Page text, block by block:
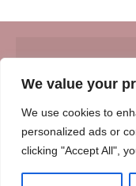
We value your
We use cookies to
personalized ads or
clicking "Accept All",
© Insert
Vrouwenverhalen.nl
Afscheidenverlies.nl